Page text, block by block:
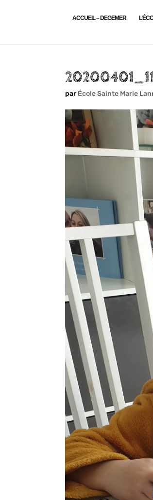
ACCUEIL – DEGEMER
par École Sainte Marie